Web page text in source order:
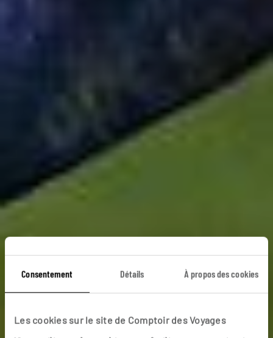
Consentement Détails À propos des cookies
Les cookies sur le site de Comptoir des Voyages
Nomades en herbe
Circuit famille Mongolie, des forêts de l’Orkhon aux